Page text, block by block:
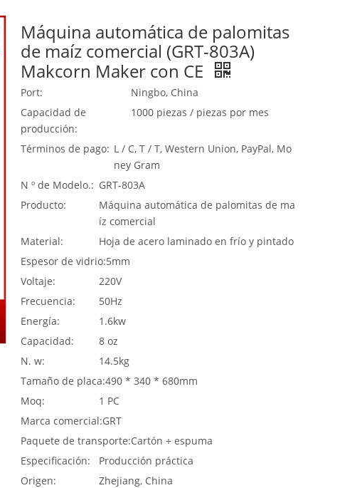
Máquina automática de palomitas
de maíz comercial (GRT-803A)
Makcorn Maker con CE
Port:
Ningbo, China
Capacidad de
producción:
1000 piezas / piezas por mes
Términos de pago: L / C, T / T, Western Union, PayPal, Mo
ney Gram
N º de Modelo.: GRT-803A
Producto:
Máquina automática de palomitas de ma
íz comercial
Material:
Hoja de acero laminado en frío y pintado
Espesor de vidrio:5mm
Voltaje:
220V
Frecuencia:
50Hz
Energía:
1.6kw
Capacidad:
8 oz
N. w:
14.5kg
Tamaño de placa:490 * 340 * 680mm
Moq:
1 PC
Marca comercial:GRT
Paquete de transporte:Cartón + espuma
Especificación:
Producción práctica
Origen:
Zhejiang, China